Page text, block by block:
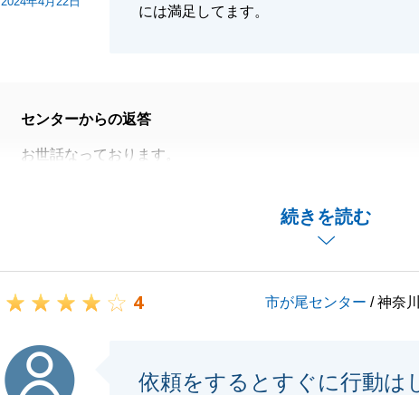
には満足してます。
続きを読む
センターからの返答
お世話なっております。
A様のご売却を担当させて頂くことができ、またご満足いた
閉じる
4 市が尾センター / 神奈
依頼をするとすぐに行動は